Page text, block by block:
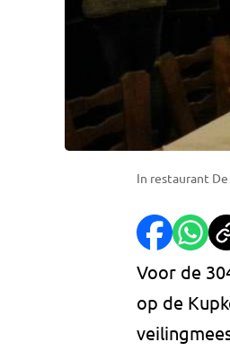
In restaurant
Voor de
op de